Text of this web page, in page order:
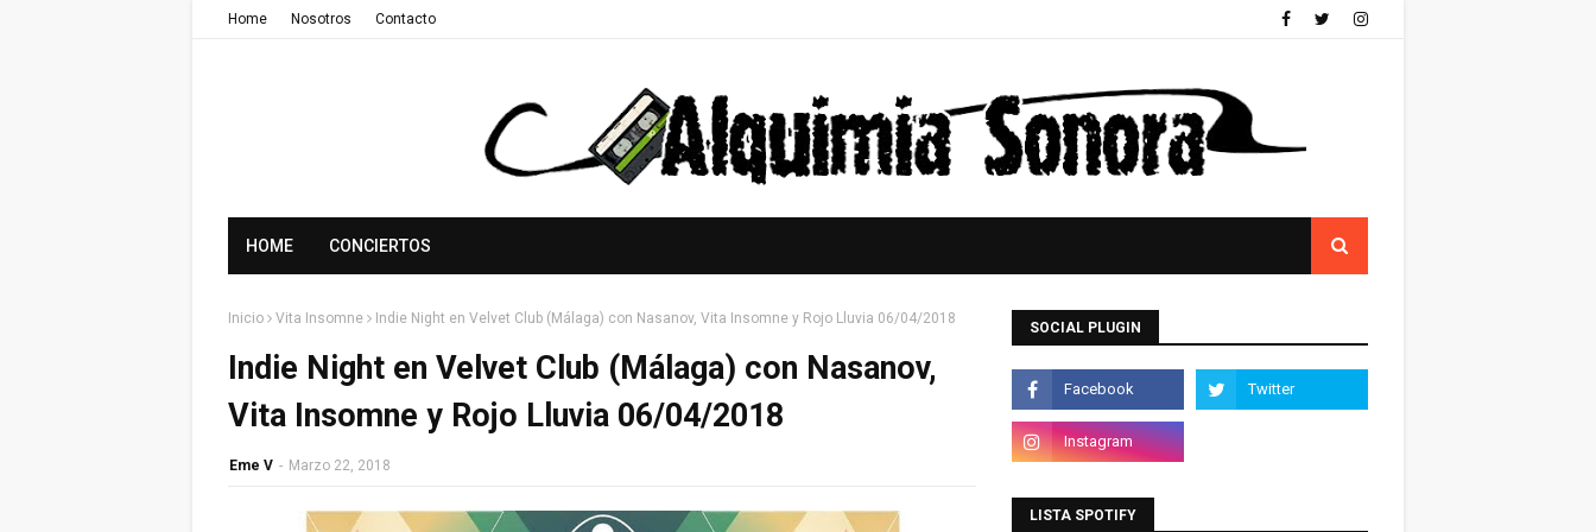
Home Nosotros Contacto
HOME CONCIERTOS
Inicio Vita Insomne Indie Night en Velvet Club (Málaga) con Nasanov, Vita Insomne y Rojo Lluvia 06/04/2018
Indie Night en Velvet Club (Málaga) con Nasanov,
Vita Insomne y Rojo Lluvia 06/04/2018
Eme V - Marzo 22, 2018
SOCIAL PLUGIN
LISTA SPOTIFY